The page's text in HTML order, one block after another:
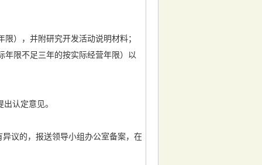
），并附研究开发活动说明材料；
限不足三年的按实际经营年限）以
认定意见。
议的，报送领导小组办公室备案，在